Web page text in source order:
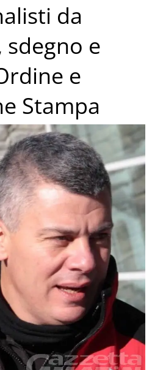
da
e
e
Stampa